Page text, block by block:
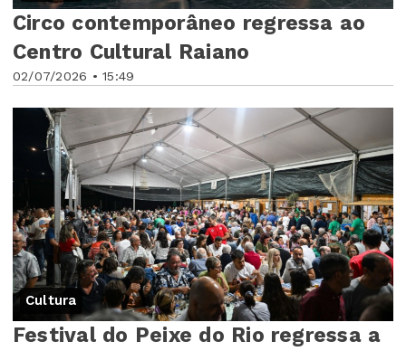
02/07/2026 • 15:49
Circo contemporâneo regressa ao
Centro Cultural Raiano
Cultura
Festival do Peixe do Rio regressa a